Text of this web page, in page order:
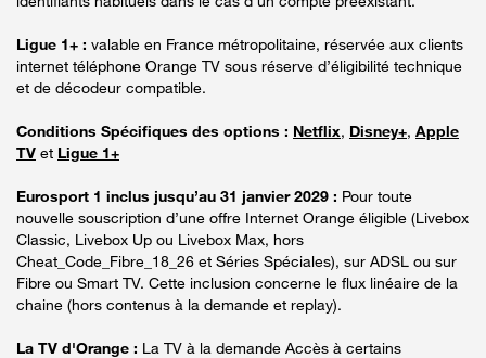
Ligue 1+ : valable en France métropolitaine, réservée aux clients
internet téléphone Orange TV sous réserve d’éligibilité technique
et de décodeur compatible.
Conditions Spécifiques des options : Netflix, Disney+, Apple
TV et Ligue 1+
Eurosport 1 inclus jusqu’au 31 janvier 2029 : Pour toute
nouvelle souscription d’une offre Internet Orange éligible (Livebox
Classic, Livebox Up ou Livebox Max, hors
Cheat_Code_Fibre_18_26 et Séries Spéciales), sur ADSL ou sur
Fibre ou Smart TV. Cette inclusion concerne le flux linéaire de la
chaine (hors contenus à la demande et replay).
La TV d'Orange : La TV à la demande Accès à certains